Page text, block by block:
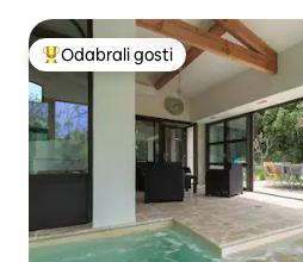
Među najviše rangiranima s
Odabrali gosti